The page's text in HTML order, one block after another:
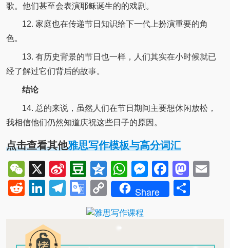
歌。他们甚至会表演耶稣诞生的的戏剧。
12. 家庭也在传递节日知识给下一代上扮演重要的角
色。
13. 有历史背景的节日也一样，人们其实在小时候就已
经了解过它们背后的故事。
结论
14. 总的来说，虽然人们在节日期间主要想休闲放松，
我相信他们仍然知道庆祝这些日子的原因。
点击查看其他雅思写作模板与高分词汇
WeChat
X
Sina
Weibo
Douban
QzoneWhatsApp
Messenger
RedditLinkedIn
Telegram
Google
Translate
Copy
Link
Share